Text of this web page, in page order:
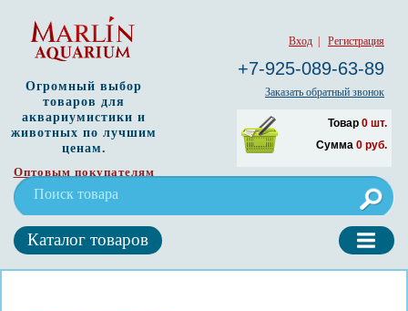
Вход Регистрация
+7-925-089-63-89
Заказать обратный звонок
Товар 0 шт.
Сумма 0 руб.
Огромный выбор
товаров для
аквариумистики и
животных по лучшим
ценам.
Оптовым покупателям
Каталог товаров